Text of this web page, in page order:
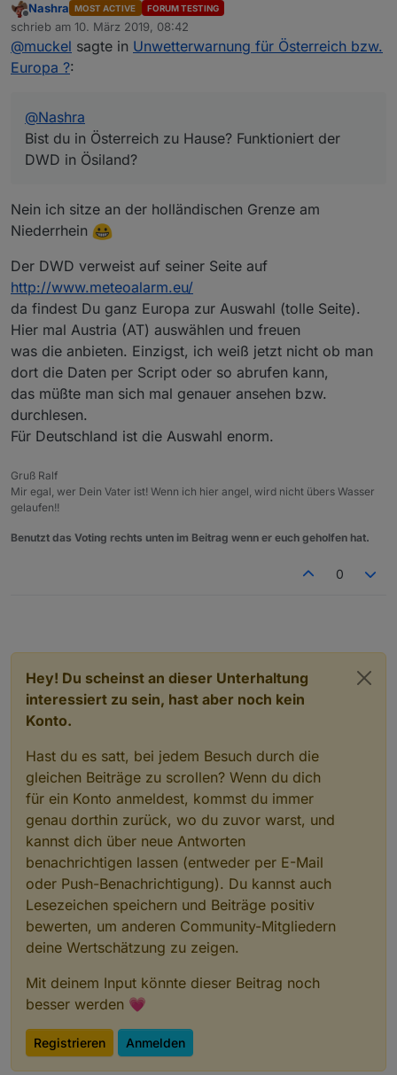
in Ösiland?
Offline
Nashra MOST ACTIVE FORUM TESTING
schrieb am 10. März 2019, 08:42
zuletzt editiert von
@muckel sagte in Unwetterwarnung für Österreich bzw.
Europa ?:
@Nashra
Bist du in Österreich zu Hause? Funktioniert der
DWD in Ösiland?
Nein ich sitze an der holländischen Grenze am
Niederrhein
Der DWD verweist auf seiner Seite auf
http://www.meteoalarm.eu/
da findest Du ganz Europa zur Auswahl (tolle Seite).
Hier mal Austria (AT) auswählen und freuen
was die anbieten. Einzigst, ich weiß jetzt nicht ob man
dort die Daten per Script oder so abrufen kann,
das müßte man sich mal genauer ansehen bzw.
durchlesen.
Für Deutschland ist die Auswahl enorm.
Gruß Ralf
Mir egal, wer Dein Vater ist! Wenn ich hier angel, wird nicht übers Wasser
gelaufen!!
Benutzt das Voting rechts unten im Beitrag wenn er euch geholfen hat.
0
Hey! Du scheinst an dieser Unterhaltung
interessiert zu sein, hast aber noch kein
Konto.
Hast du es satt, bei jedem Besuch durch die
gleichen Beiträge zu scrollen? Wenn du dich
für ein Konto anmeldest, kommst du immer
genau dorthin zurück, wo du zuvor warst, und
kannst dich über neue Antworten
benachrichtigen lassen (entweder per E-Mail
oder Push-Benachrichtigung). Du kannst auch
Lesezeichen speichern und Beiträge positiv
bewerten, um anderen Community-Mitgliedern
deine Wertschätzung zu zeigen.
Mit deinem Input könnte dieser Beitrag noch
besser werden 💗
Registrieren Anmelden